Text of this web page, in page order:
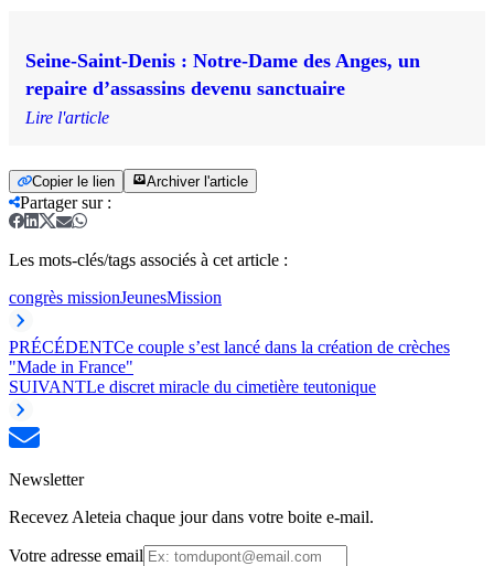
Seine-Saint-Denis : Notre-Dame des Anges, un
repaire d’assassins devenu sanctuaire
Lire l'article
Copier le lien Archiver l'article
Partager sur:
Les mots-clés/tags associés à cet article :
congrès missionJeunesMission
PRÉCÉDENTCe couple s’est lancé dans la création de crèches
"Made in France"
SUIVANTLe discret miracle du cimetière teutonique
Newsletter
Recevez Aleteia chaque jour dans votre boite e-mail.
Votre adresse email